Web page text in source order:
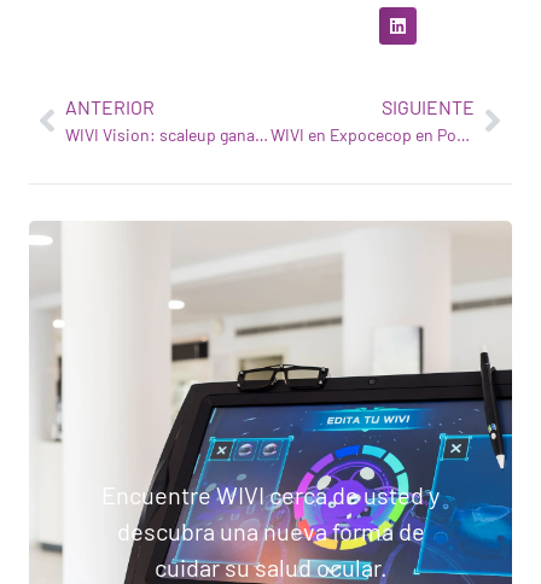
ANTERIOR
WIVI Vision: scaleup ganadora de Santander X Global Challenge | New era of Customer Experience
SIGUIENTE
WIVI en Expocecop en Portugal
Encuentre WIVI cerca de usted y
descubra una nueva forma de
cuidar su salud ocular.